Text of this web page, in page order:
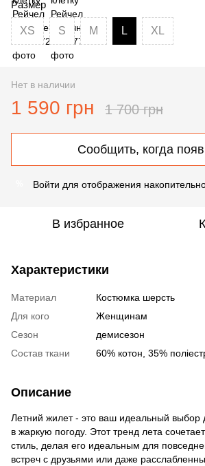
Размер
XS S M L XL
Нет в наличии
1 590 грн 1 700 грн
Сообщить, когда
Войти для отображения
В избранное
Характеристики
Материал
Костюмка шерсть
Для кого
Женщинам
Сезон
демисезон
Состав ткани
60% котон, 35%
Описание
Летний жилет - это ваш идеальный выбор
в жаркую погоду. Этот тренд лета
стиль, делая его идеальным для
встреч с друзьями или даже